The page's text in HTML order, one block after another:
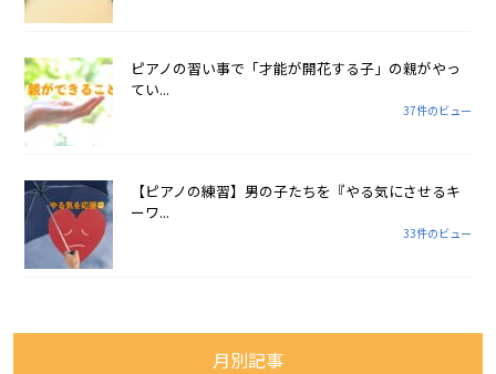
ピアノの習い事で「才能が開花する子」の親がやっ
てい...
37件のビュー
【ピアノの練習】男の子たちを『やる気にさせるキ
ーワ...
33件のビュー
月別記事